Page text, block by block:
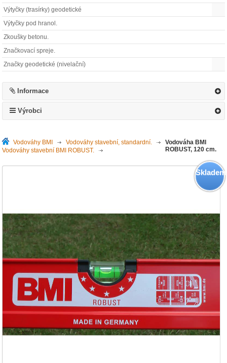
Výtyčky (trasírky) geodetické
Výtyčky pod hranol.
Zkoušky betonu.
Značkovací spreje.
Značky geodetické (nivelační)
Informace
Výrobci
Vodováhy BMI >Vodováhy stavební, standardní.
>
Vodováhy stavební BMI ROBUST.
Vodováha BMI
ROBUST, 120 cm.
Skladem